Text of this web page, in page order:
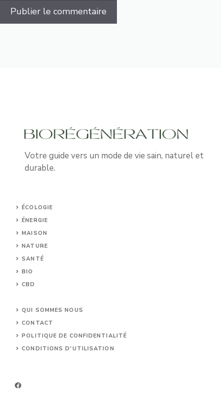
Votre guide vers un mode de vie sain, naturel et
durable.
ÉCOLOGIE
ÉNERGIE
MAISON
NATURE
SANTÉ
BIO
CBD
QUI SOMMES NOUS
CONTACT
POLITIQUE DE CONFIDENTIALITÉ
CONDITIONS D'UTILISATION